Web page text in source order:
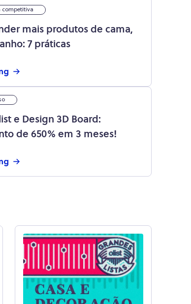
competitiva
mais produtos de cama,
7 práticas
e Design 3D Board:
de 650% em 3 meses!